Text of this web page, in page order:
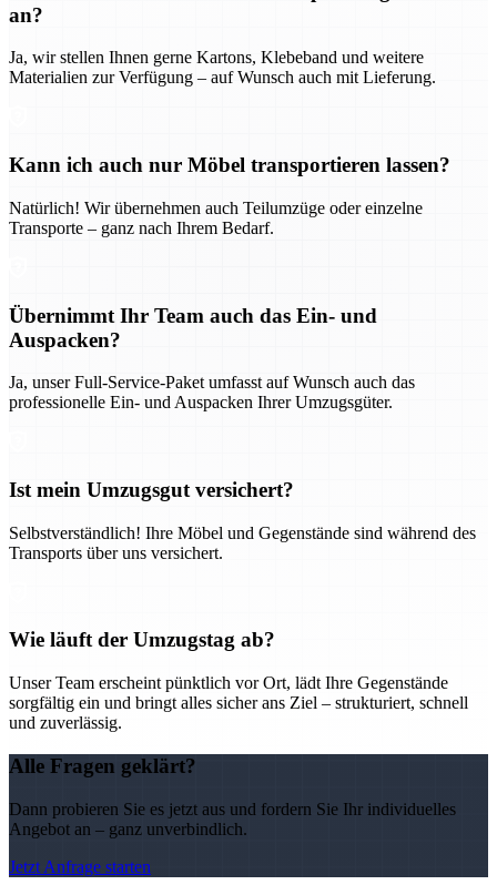
an?
Ja, wir stellen Ihnen gerne Kartons, Klebeband und weitere
Materialien zur Verfügung – auf Wunsch auch mit Lieferung.
Kann ich auch nur Möbel transportieren lassen?
Natürlich! Wir übernehmen auch Teilumzüge oder einzelne
Transporte – ganz nach Ihrem Bedarf.
Übernimmt Ihr Team auch das Ein- und
Auspacken?
Ja, unser Full-Service-Paket umfasst auf Wunsch auch das
professionelle Ein- und Auspacken Ihrer Umzugsgüter.
Ist mein Umzugsgut versichert?
Selbstverständlich! Ihre Möbel und Gegenstände sind während des
Transports über uns versichert.
Wie läuft der Umzugstag ab?
Unser Team erscheint pünktlich vor Ort, lädt Ihre Gegenstände
sorgfältig ein und bringt alles sicher ans Ziel – strukturiert, schnell
und zuverlässig.
Alle Fragen geklärt?
Dann probieren Sie es jetzt aus und fordern Sie Ihr individuelles
Angebot an – ganz unverbindlich.
Jetzt Anfrage starten